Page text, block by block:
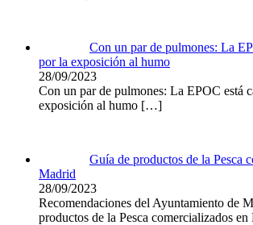
Con un par de pulmones: La
por la exposición al humo
28/09/2023
Con un par de pulmones: La EPOC está
exposición al humo […]
Guía de productos de la Pesca
Madrid
28/09/2023
Recomendaciones del Ayuntamiento de
productos de la Pesca comercializados en